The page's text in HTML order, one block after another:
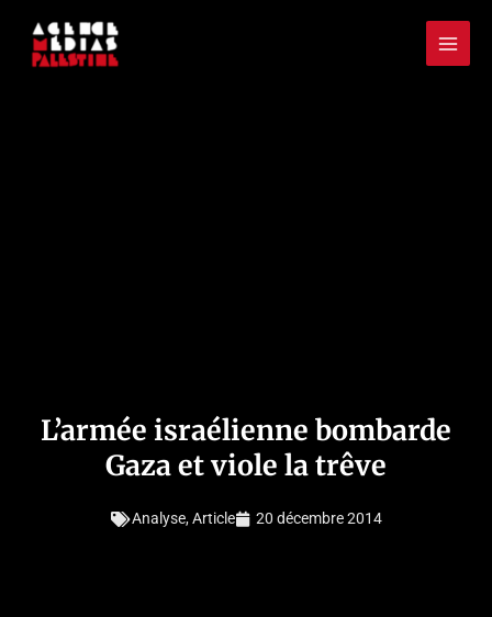
contenu
Main
L’armée israélienne bombarde
Gaza et viole la trêve
Analyse,Article 20 décembre 2014